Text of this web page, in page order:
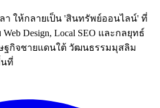
า ให้กลายเป็น 'สินทรัพย์ออนไลน์' ที่
Design, Local SEO และกลยุทธ์
ษฐกิจชายแดนใต้ วัฒนธรรมมุสลิม
ที่